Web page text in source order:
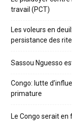
travail (PCT)
Les voleurs en
persistance des
Sassou Nguesso
Congo: lutte
primature
Le Congo serait en